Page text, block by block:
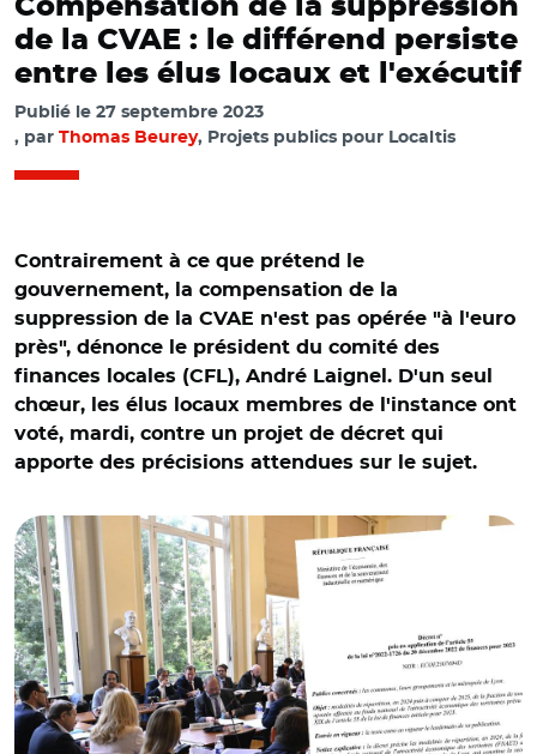
Compensation de la suppression
de la CVAE : le différend persiste
entre les élus locaux et l'exécutif
Publié le 27 septembre 2023
par Thomas Beurey, Projets publics pour Localtis
Contrairement à ce que prétend le
gouvernement, la compensation de la
suppression de la CVAE n'est pas opérée "à l'euro
près", dénonce le président du comité des
finances locales (CFL), André Laignel. D'un seul
chœur, les élus locaux membres de l'instance ont
voté, mardi, contre un projet de décret qui
apporte des précisions attendues sur le sujet.